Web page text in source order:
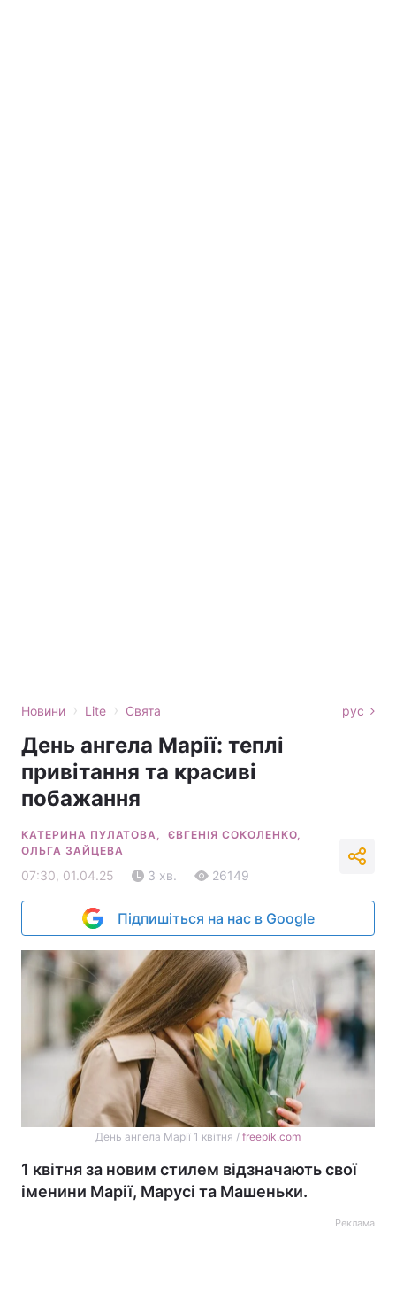
Новини › Lite › Свята рус
День ангела Марії: теплі
привітання та красиві
побажання
КАТЕРИНА ПУЛАТОВА,
ЄВГЕНІЯ СОКОЛЕНКО,
ОЛЬГА ЗАЙЦЕВА
07:30, 01.04.25 3 хв. 26149
Підпишіться на нас в Google
День ангела Марії 1 квітня / freepik.com
1 квітня за новим стилем відзначають свої
іменини Марії, Марусі та Машеньки.
Реклама